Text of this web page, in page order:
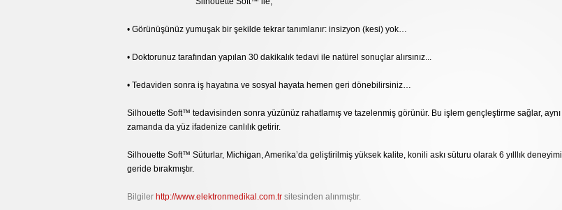
• Görünüşünüz yumuşak bir şekilde tekrar tanımlanır: insizyon (kesi) yok…
• Doktorunuz tarafından yapılan 30 dakikalık tedavi ile natürel sonuçlar alırsınız...
• Tedaviden sonra iş hayatına ve sosyal hayata hemen geri dönebilirsiniz…
Silhouette Soft™ tedavisinden sonra yüzünüz rahatlamış ve tazelenmiş görünür. Bu işlem gençleştirme sağlar, aynı
zamanda da yüz ifadenize canlılık getirir.
Silhouette Soft™ Süturlar, Michigan, Amerika’da geliştirilmiş yüksek kalite, konili askı süturu olarak 6 yılllık deneyimi
geride bırakmıştır.
Bilgiler http://www.elektronmedikal.com.tr sitesinden alınmıştır.